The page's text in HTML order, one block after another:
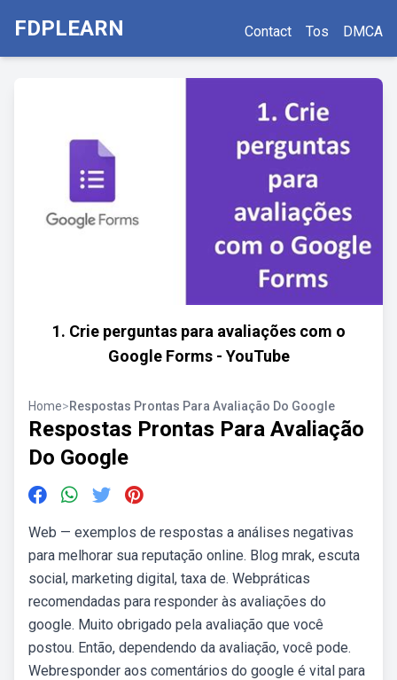
FDPLEARN Contact Tos DMCA
1. Crie perguntas para avaliações com o
Google Forms - YouTube
Home>Respostas Prontas Para Avaliação Do Google
Respostas Prontas Para Avaliação
Do Google
Web — exemplos de respostas a análises negativas
para melhorar sua reputação online. Blog mrak, escuta
social, marketing digital, taxa de. Webpráticas
recomendadas para responder às avaliações do
google. Muito obrigado pela avaliação que você
postou. Então, dependendo da avaliação, você pode.
Webresponder aos comentários do google é vital para